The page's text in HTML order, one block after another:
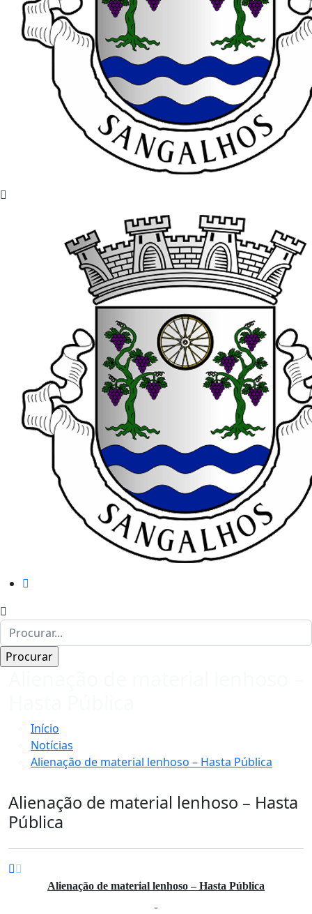
Início
Notícias
Alienação de material lenhoso – Hasta Pública
Alienação de material lenhoso – Hasta
Pública
Alienação de material lenhoso – Hasta Pública